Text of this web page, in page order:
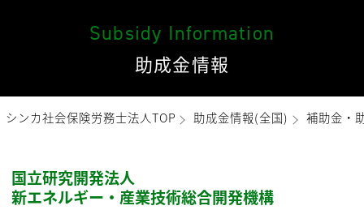
Subsidy Information
助成金情報
シンカ社会保険労務士法人TOP 助成金情報(全国) 補助金・
国立研究開発法人
新エネルギー・産業技術総合開発機構